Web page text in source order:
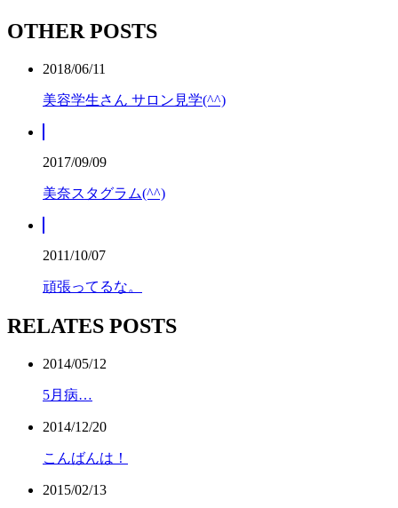
OTHER POSTS
2018/06/11
美容学生さん サロン見学(^^)
2017/09/09
美奈スタグラム(^^)
2011/10/07
頑張ってるな。
RELATES POSTS
2014/05/12
5月病…
2014/12/20
こんばんは！
2015/02/13